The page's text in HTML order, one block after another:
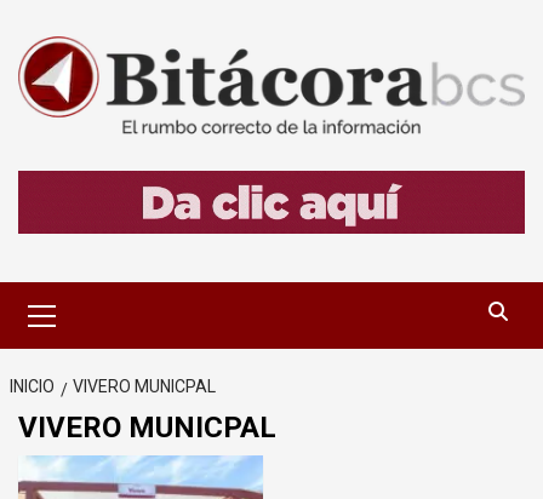
contenido
primario
INICIO VIVERO MUNICPAL
VIVERO MUNICPAL